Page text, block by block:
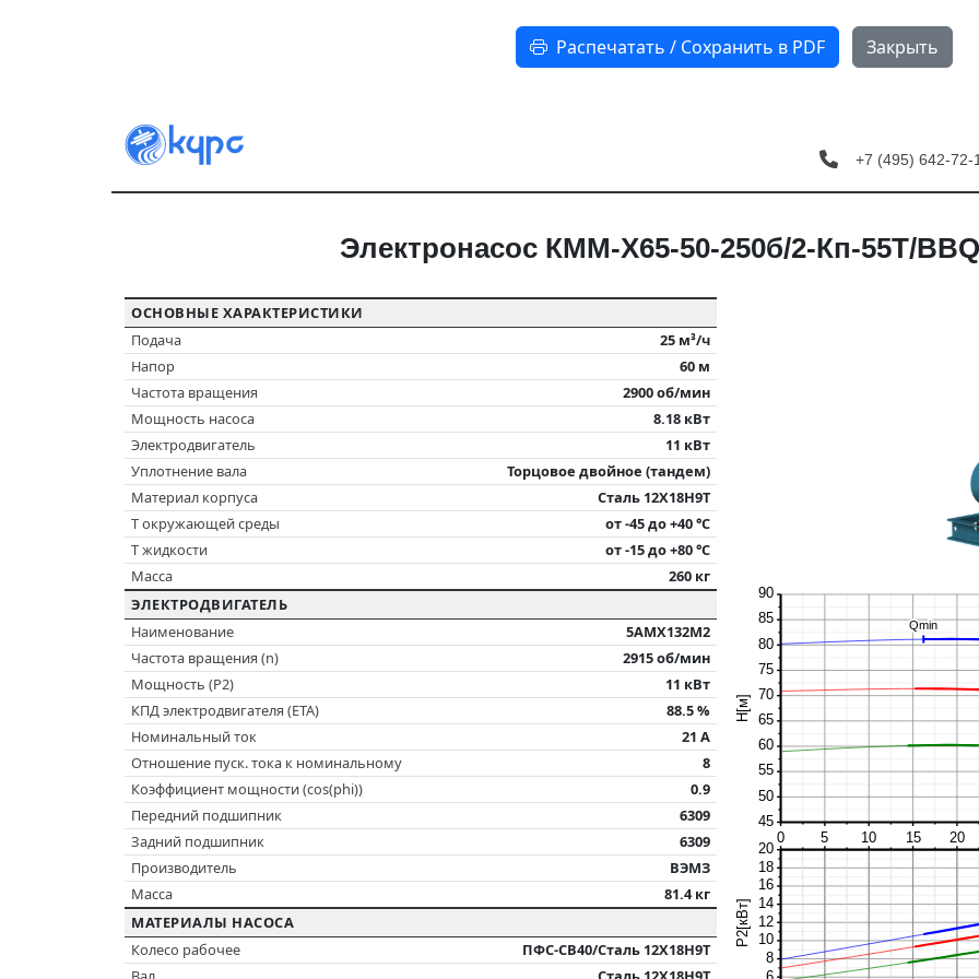
Распечатать / Сохранить в PDF Закрыть
+7 (495) 642-
Электронасос КММ-Х65-50-250б/2-Кп-55Т/
ОСНОВНЫЕ ХАРАКТЕРИСТИКИ
Подача
25 м³/ч
Напор
60 м
Частота вращения
2900 об/мин
Мощность насоса
8.18 кВт
Электродвигатель
11 кВт
Уплотнение вала
Торцовое двойное (тандем)
Материал корпуса
Сталь 12Х18Н9Т
T окружающей среды
от -45 до +40 °С
T жидкости
от -15 до +80 °С
Масса
260 кг
ЭЛЕКТРОДВИГАТЕЛЬ
Наименование
5АМХ132M2
Частота вращения (n)
2915 об/мин
Мощность (P2)
11 кВт
КПД электродвигателя (ETA)
88.5 %
Номинальный ток
21 А
Отношение пуск. тока к номинальному
8
Коэффициент мощности (cos(phi))
0.9
Передний подшипник
6309
Задний подшипник
6309
Производитель
ВЭМЗ
Масса
81.4 кг
МАТЕРИАЛЫ НАСОСА
Колесо рабочее
ПФС-СВ40/Сталь 12Х18Н9Т
0 5 10 15 20
45
50
55
60
65
70
75
80
85
90
H[м]
Qmin
Qmin
8
10
12
14
16
18
20
P2[кВт]